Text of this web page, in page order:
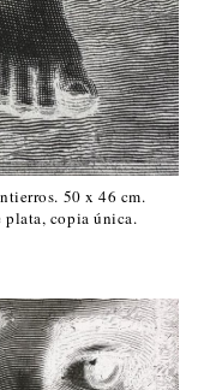
50 x 46 cm.
plata, copia única.